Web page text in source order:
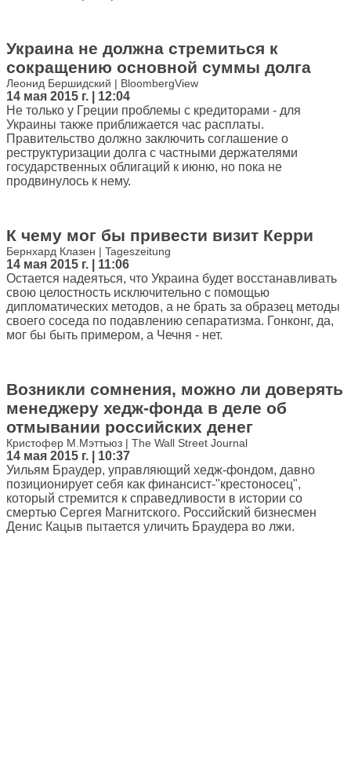
Украина не должна стремиться к
сокращению основной суммы долга
Леонид Бершидский | BloombergView
14 мая 2015 г. | 12:04
Не только у Греции проблемы с кредиторами - для
Украины также приближается час расплаты.
Правительство должно заключить соглашение о
реструктуризации долга с частными держателями
государственных облигаций к июню, но пока не
продвинулось к нему.
К чему мог бы привести визит Керри
Бернхард Клазен | Tageszeitung
14 мая 2015 г. | 11:06
Остается надеяться, что Украина будет восстанавливать
свою целостность исключительно с помощью
дипломатических методов, а не брать за образец методы
своего соседа по подавлению сепаратизма. Гонконг, да,
мог бы быть примером, а Чечня - нет.
Возникли сомнения, можно ли доверять
менеджеру хедж-фонда в деле об
отмывании российских денег
Кристофер М.Мэттьюз | The Wall Street Journal
14 мая 2015 г. | 10:37
Уильям Браудер, управляющий хедж-фондом, давно
позиционирует себя как финансист-"крестоносец",
который стремится к справедливости в истории со
смертью Сергея Магнитского. Российский бизнесмен
Денис Кацыв пытается уличить Браудера во лжи.